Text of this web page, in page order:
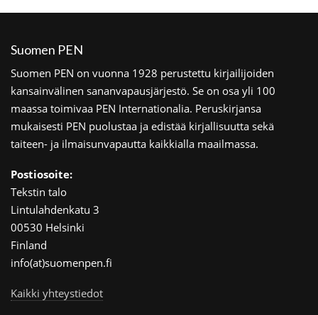
Suomen PEN
Suomen PEN on vuonna 1928 perustettu kirjailijoiden
kansainvälinen sananvapausjärjestö. Se on osa yli 100
maassa toimivaa PEN Internationalia. Peruskirjansa
mukaisesti PEN puolustaa ja edistää kirjallisuutta sekä
taiteen- ja ilmaisunvapautta kaikkialla maailmassa.
Postiosoite:
Tekstin talo
Lintulahdenkatu 3
00530 Helsinki
Finland
info(at)suomenpen.fi
Kaikki yhteystiedot